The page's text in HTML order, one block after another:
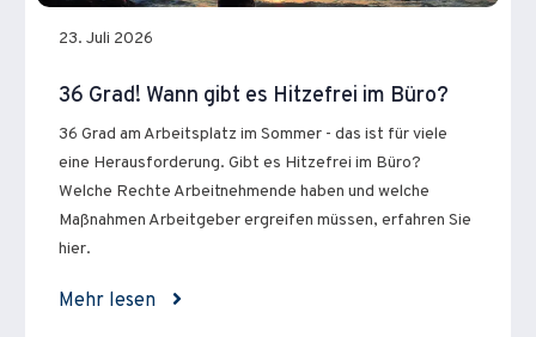
23. Juli 2026
36 Grad! Wann gibt es Hitzefrei im Büro?
36 Grad am Arbeitsplatz im Sommer - das ist für viele
eine Herausforderung. Gibt es Hitzefrei im Büro?
Welche Rechte Arbeitnehmende haben und welche
Maßnahmen Arbeitgeber ergreifen müssen, erfahren Sie
hier.
Mehr lesen